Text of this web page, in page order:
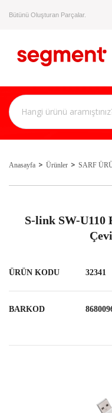
Bütünü Oluşturan Parçalar.
Anasayfa Ürünler SARF
S-link SW-U110
ÜRÜN KODU 32341
BARKOD